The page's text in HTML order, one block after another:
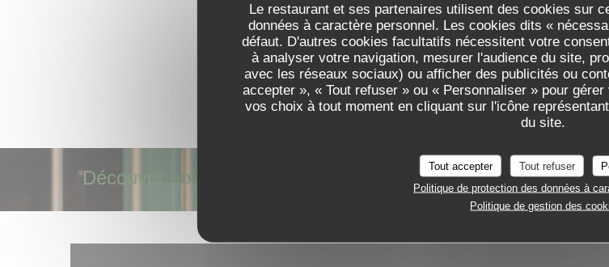
Le restaurant et ses partenaires utilisent des cookies sur
données à caractère personnel. Les cookies dits «
défaut. D'autres cookies facultatifs nécessitent votre
à analyser votre navigation, mesurer l'audience du site,
avec les réseaux sociaux) ou afficher des publicités ou
accepter », « Tout refuser » ou « Personnaliser » pour
vos choix à tout moment en cliquant sur l'icône
du site.
Tout accepter Tout refuser
Politique de protection des données à
Politique de gestion des
Découvrir notre carte